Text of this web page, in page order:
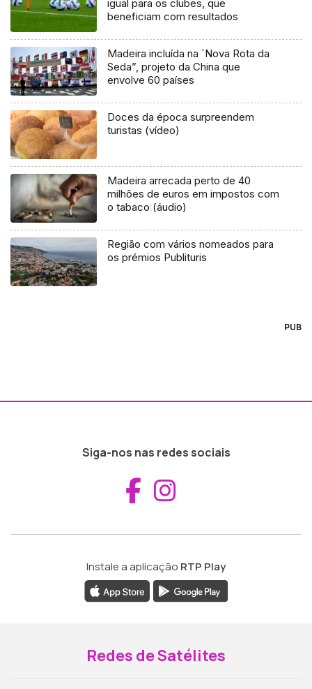
igual para os clubes, que
beneficiam com resultados
Madeira incluída na `Nova Rota da
Seda”, projeto da China que
envolve 60 países
Doces da época surpreendem
turistas (vídeo)
Madeira arrecada perto de 40
milhões de euros em impostos com
o tabaco (áudio)
Região com vários nomeados para
os prémios Publituris
PUB
Siga-nos nas redes sociais
Aceder ao
Instale a aplicação RTP Play
Redes de Satélites